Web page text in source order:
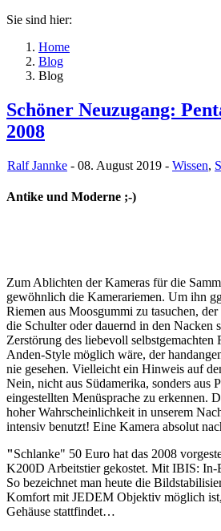
Sie sind hier:
Home
Blog
Blog
Schöner Neuzugang:
2008
Ralf Jannke - 08. August 2019 - Wissen,
Antike und Moderne ;-)
Zum Ablichten der Kameras für die
gewöhnlich die Kamerariemen. Um ihn
Riemen aus Moosgummi zu tasuchen,
die Schulter oder dauernd in den Nacken
Zerstörung des liebevoll
Anden-Style möglich wäre, der
nie gesehen. Vielleicht ein Hinweis auf
Nein, nicht aus Südamerika, sonders aus
eingestellten Menüsprache zu erkennen.
hoher Wahrscheinlichkeit in unserem
intensiv benutzt! Eine Kamera absolut
"Schlanke" 50 Euro hat das 2008
K200D Arbeitstier gekostet. Mit IBIS: In-
So bezeichnet man heute die
Komfort mit JEDEM Objektiv möglich
Gehäuse stattfindet…